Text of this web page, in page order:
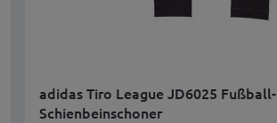
adidas Tiro League JD6025 Fußball-
Schienbeinschoner